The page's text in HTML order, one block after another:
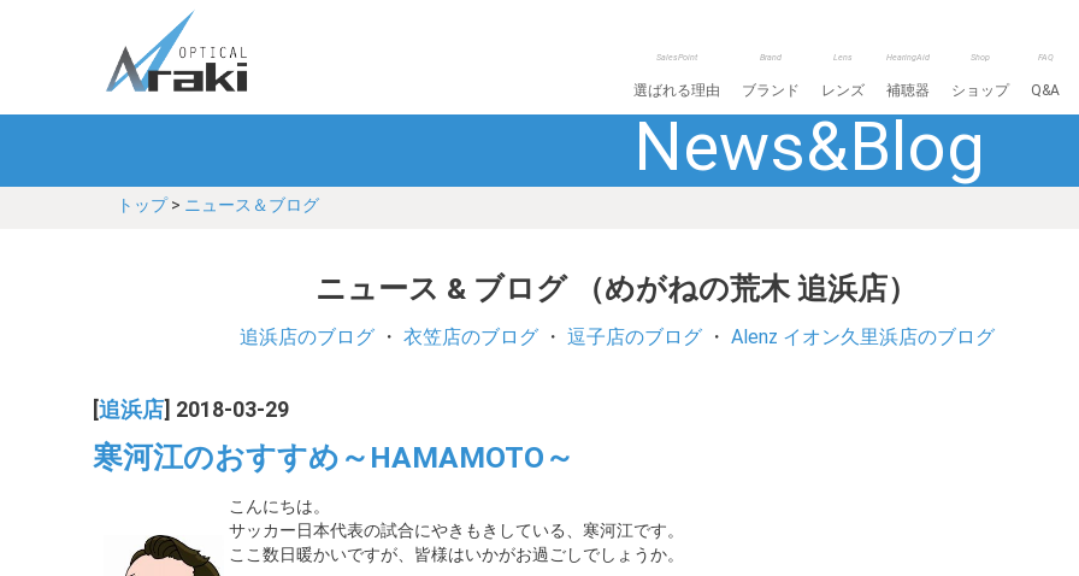
SalesPoint
選ばれる理由
Brand
ブランド
Lens
レンズ
HearingAid
補聴器
Shop
ショップ
FAQ
Q&A
News&Blog
トップ> ニュース＆ブログ
ニュース & ブログ （めがねの荒木 追浜店）
追浜店のブログ・ 衣笠店のブログ・ 逗子店のブログ・ Alenz イオン久里浜店のブログ
追浜店 ] 2018-03-29
寒河江のおすすめ～HAMAMOTO～
こんにちは。
サッカー日本代表の試合にやきもきしている、寒河江です。
ここ数日暖かいですが、皆様はいかがお過ごしでしょうか。